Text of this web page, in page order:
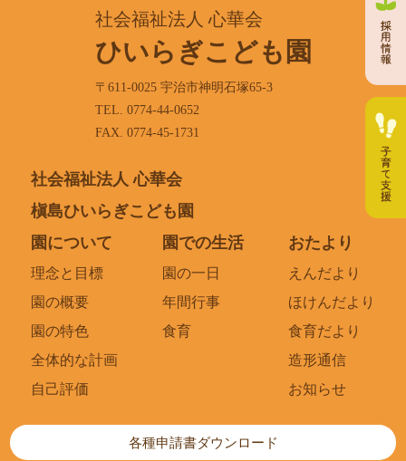
社会福祉法人 心華会
ひいらぎこども園
〒611-0025 宇治市神明石塚65-3
TEL. 0774-44-0652
FAX. 0774-45-1731
社会福祉法人 心華会
槇島ひいらぎこども園
園について
理念と目標
園の概要
園の特色
全体的な計画
自己評価
園での生活
園の一日
年間行事
食育
おたより
えんだより
ほけんだより
食育だより
造形通信
お知らせ
各種申請書ダウンロード